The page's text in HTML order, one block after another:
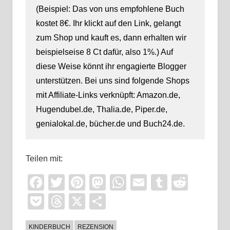
(Beispiel: Das von uns empfohlene Buch
kostet 8€. Ihr klickt auf den Link, gelangt
zum Shop und kauft es, dann erhalten wir
beispielseise 8 Ct dafür, also 1%.) Auf
diese Weise könnt ihr engagierte Blogger
unterstützen. Bei uns sind folgende Shops
mit Affiliate-Links verknüpft: Amazon.de,
Hugendubel.de, Thalia.de, Piper.de,
genialokal.de, bücher.de und Buch24.de.
Teilen mit:
Facebook
TwitterPinterest
Mastodon
WhatsApp
EmailTumblr
PocketThreads
X
KINDERBUCH REZENSION